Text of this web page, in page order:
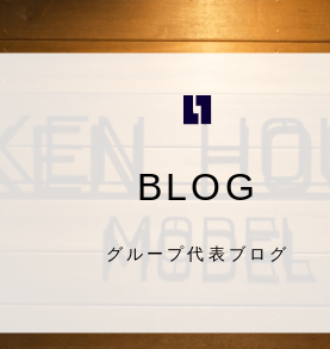
BLOG
グループ代表ブログ